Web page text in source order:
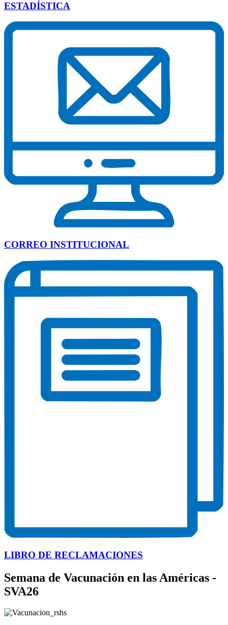
ESTADÍSTICA
CORREO INSTITUCIONAL
LIBRO DE RECLAMACIONES
Semana de Vacunación en las Américas -
SVA26